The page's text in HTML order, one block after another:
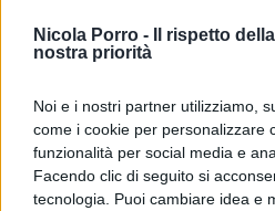
Nicola Porro -
Il rispetto
nostra priorità
Noi e i nostri partner utilizziamo,
come i cookie per personalizzare
funzionalità per social media e
Facendo clic di seguito si
tecnologia. Puoi cambiare idea e
Il Porrogramma è il
gioco enigmistico che mixa
all’altezza delle definizioni
🔍 Verifica risposte 🎱 Svela